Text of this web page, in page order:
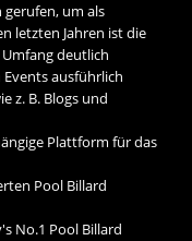
gerufen, um als
letzten Jahren ist die
deutlich
ausführlich
z. B. Blogs und
Plattform für das
Pool Billard
No.1 Pool Billard